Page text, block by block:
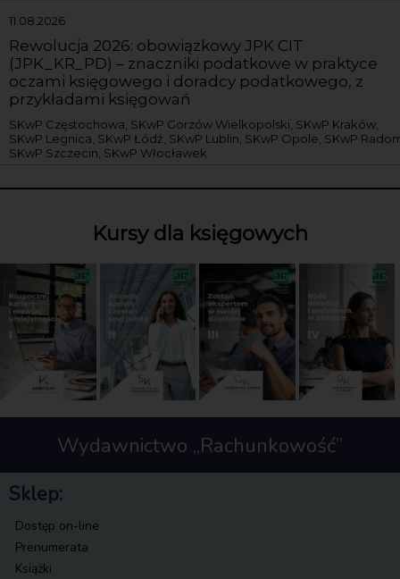
11.08.2026
Rewolucja 2026: obowiązkowy JPK CIT
(JPK_KR_PD) – znaczniki podatkowe w praktyce
oczami księgowego i doradcy podatkowego, z
przykładami księgowań
SKwP Częstochowa, SKwP Gorzów Wielkopolski, SKwP Kraków,
SKwP Legnica, SKwP Łódź, SKwP Lublin, SKwP Opole, SKwP
SKwP Szczecin, SKwP Włocławek
Kursy dla księgowych
Wydawnictwo „Rachunkowość”
Sklep:
Dostęp on-line
Prenumerata
Książki